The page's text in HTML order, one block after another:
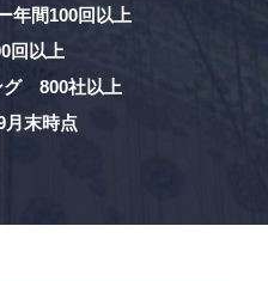
年間100回以上
回以上
グ 800社以上
末時点